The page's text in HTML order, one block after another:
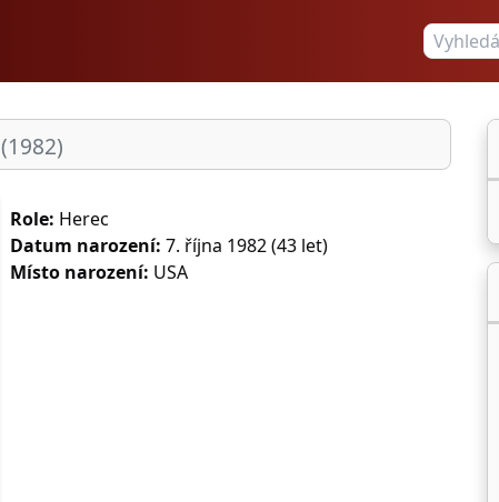
(1982)
Role: Herec
Datum narození: 7. října 1982 (43 let)
Místo narození: USA